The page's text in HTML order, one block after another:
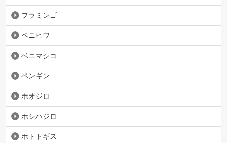
フラミンゴ
ベニヒワ
ベニマシコ
ペンギン
ホオジロ
ホシハジロ
ホトトギス